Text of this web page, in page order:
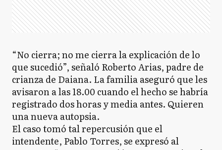
“No cierra; no me cierra la explicación de lo
que sucedió”, señaló Roberto Arias, padre de
crianza de Daiana. La familia aseguró que les
avisaron a las 18.00 cuando el hecho se habría
registrado dos horas y media antes. Quieren
una nueva autopsia.
El caso tomó tal repercusión que el
intendente, Pablo Torres, se expresó al